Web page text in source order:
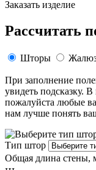
Заказать изделие
Рассчитать
Шторы
При заполнение
увидеть подсказку.
пожалуйста любые
нам лучше понять
Тип штор
Общая длина стены,